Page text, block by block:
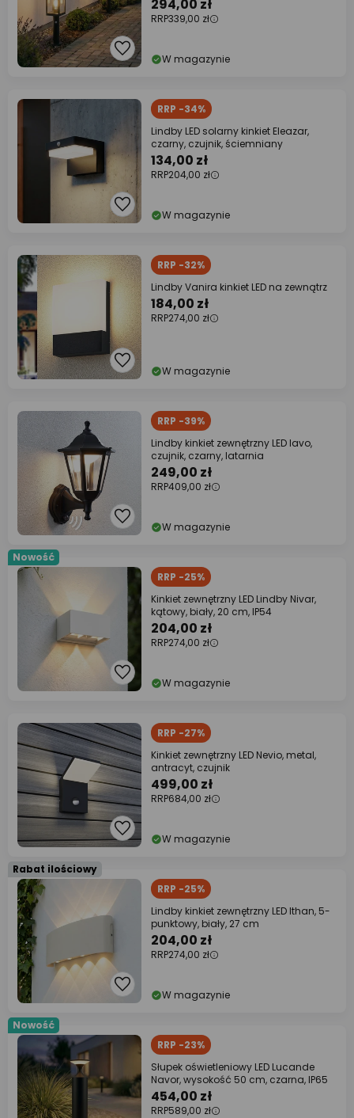
294,00 zł
RRP339,00 zł
W magazynie
RRP -34%
Lindby LED solarny kinkiet Eleazar,
czarny, czujnik, ściemniany
134,00 zł
RRP204,00 zł
W magazynie
RRP -32%
Lindby Vanira kinkiet LED na zewnątrz
184,00 zł
RRP274,00 zł
W magazynie
RRP -39%
Lindby kinkiet zewnętrzny LED Iavo,
czujnik, czarny, latarnia
249,00 zł
RRP409,00 zł
W magazynie
Nowość
RRP -25%
Kinkiet zewnętrzny LED Lindby Nivar,
kątowy, biały, 20 cm, IP54
204,00 zł
RRP274,00 zł
W magazynie
RRP -27%
Kinkiet zewnętrzny LED Nevio, metal,
antracyt, czujnik
499,00 zł
RRP684,00 zł
W magazynie
Rabat ilościowy
RRP -25%
Lindby kinkiet zewnętrzny LED Ithan, 5-
punktowy, biały, 27 cm
204,00 zł
RRP274,00 zł
W magazynie
Nowość
RRP -23%
Słupek oświetleniowy LED Lucande
Navor, wysokość 50 cm, czarna, IP65
454,00 zł
RRP589,00 zł